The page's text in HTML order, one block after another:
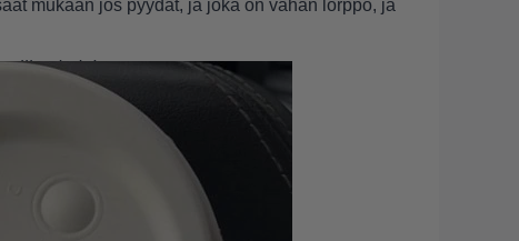
mukaan jos pyydät, ja joka on vähän lörppö, ja
dude!